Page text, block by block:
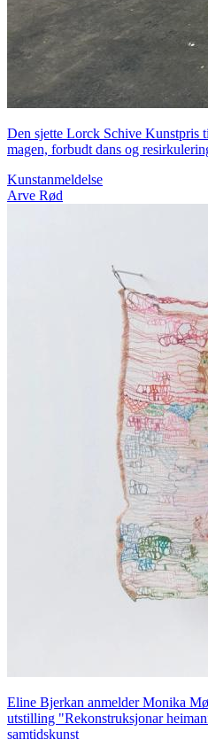
Den sjette Lorck Schive Kunstpris
magen, forbudt dans og
Kunstanmeldelse
Arve Rød
Eline Bjerkan anmelder Monika
utstilling "Rekonstruksjonar
samtidskunst